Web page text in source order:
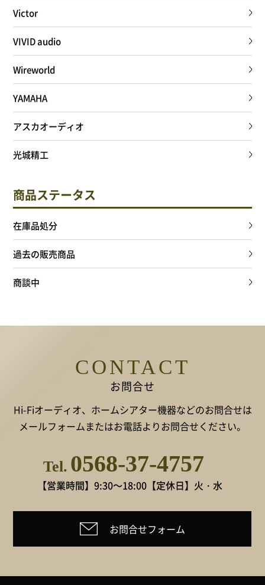
Victor
VIVID audio
Wireworld
YAMAHA
アスカオーディオ
光城精工
商品ステータス
在庫品処分
過去の販売商品
商談中
CONTACT
お問合せ
Hi-Fiオーディオ、ホームシアター機器などのお問合せは
メールフォームまたはお電話よりお問合せください。
Tel. 0568-37-4757
【営業時間】9:30～18:00【定休日】火・水
お問合せフォーム